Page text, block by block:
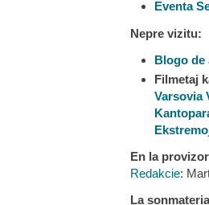
Eventa
Nepre vizitu:
Blogo de
Filmetaj
Varsovia
En la
Redakcie:
La